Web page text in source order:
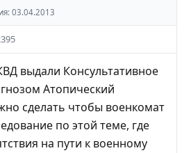
03.04.2013
выдали Консультативное
Атопический
сделать чтобы военкомат
по этой теме, где
на пути к военному